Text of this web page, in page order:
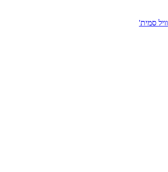
וויל סמית'